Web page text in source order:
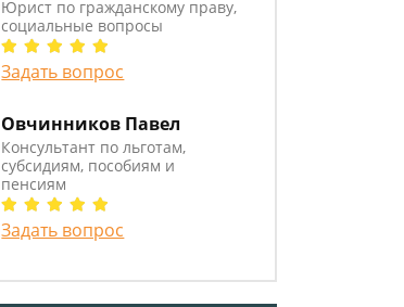
Юрист по гражданскому праву,
социальные вопросы
Задать вопрос
Овчинников Павел
Консультант по льготам,
субсидиям, пособиям и
пенсиям
Задать вопрос